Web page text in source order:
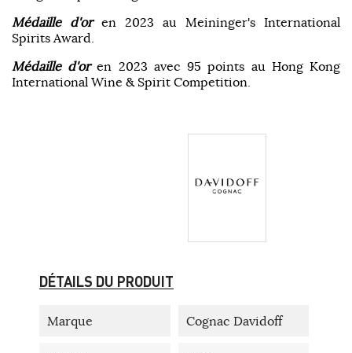
Médaille d'oren 2023 au Meininger's International
Spirits Award.
Médaille d'oren 2023 avec 95 points au Hong Kong
International Wine & Spirit Competition.
DÉTAILS DU PRODUIT
Marque Cognac Davidoff